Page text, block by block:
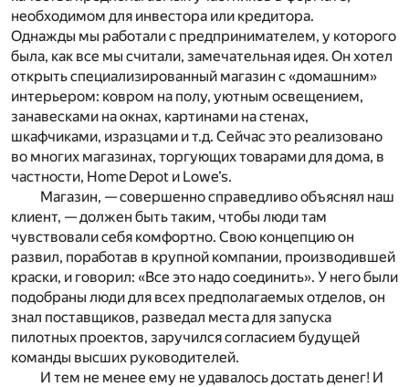
необходимом для инвестора или кредитора.
Однажды мы работали с предпринимателем, у которого
была, как все мы считали, замечательная идея. Он хотел
открыть специализированный магазин с «домашним»
интерьером: ковром на полу, уютным освещением,
занавесками на окнах, картинами на стенах,
шкафчиками, изразцами и т.д. Сейчас это реализовано
во многих магазинах, торгующих товарами для дома, в
частности, Home Depot и Lowe’s.
Магазин, — совершенно справедливо объяснял наш
клиент, — должен быть таким, чтобы люди там
чувствовали себя комфортно. Свою концепцию он
развил, поработав в крупной компании, производившей
краски, и говорил: «Все это надо соединить». У него были
подобраны люди для всех предполагаемых отделов, он
знал поставщиков, разведал места для запуска
пилотных проектов, заручился согласием будущей
команды высших руководителей.
И тем не менее ему не удавалось достать денег! И